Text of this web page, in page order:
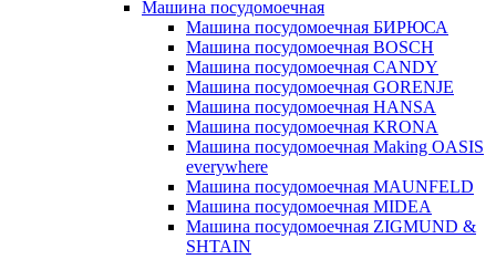
Машина посудомоечная
Машина посудомоечная БИРЮСА
Машина посудомоечная BOSCH
Машина посудомоечная CANDY
Машина посудомоечная GORENJE
Машина посудомоечная HANSA
Машина посудомоечная KRONA
Машина посудомоечная Making OASIS
everywhere
Машина посудомоечная MAUNFELD
Машина посудомоечная MIDEA
Машина посудомоечная ZIGMUND &
SHTAIN